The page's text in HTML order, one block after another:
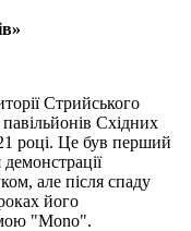
Стрийського
Східних
році. Це був перший
але після спаду
його
"Mono".